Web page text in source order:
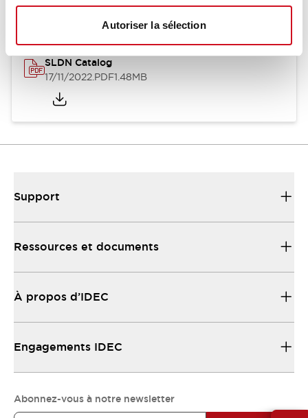
Autoriser la sélection
Catalogues Et Brochures Fiche Technique
SLDN Catalog
17/11/2022.PDF1.48MB
Support
Ressources et documents
À propos d’IDEC
Engagements IDEC
Abonnez-vous à notre newsletter